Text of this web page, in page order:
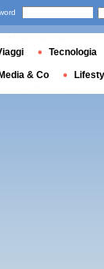
Tecnologia
Media & Co